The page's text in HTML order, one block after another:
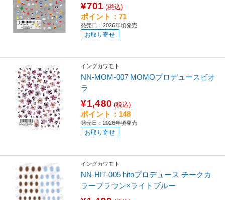
¥701 (税込)
ポイント：71
発売日：2026年頃発売
お取り寄せ
イングカワモト
NN-MOM-007 MOMOプロデュースビオ
ラ
¥1,480 (税込)
ポイント：148
発売日：2026年頃発売
お取り寄せ
イングカワモト
NN-HIT-005 hitoプロデュース チークカ
ラーブラウン×ライトブルー